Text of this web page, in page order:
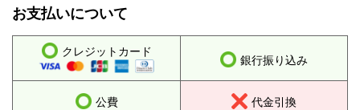
お支払いについて
クレジットカード
銀行振り込み
公費 代金引換